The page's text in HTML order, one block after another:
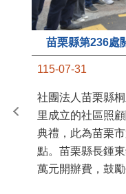
苗栗縣第236處
115-07-31
社團法人苗栗縣
里成立的社區照
典禮，此為苗栗
點。苗栗縣長鍾
萬元開辦費，鼓